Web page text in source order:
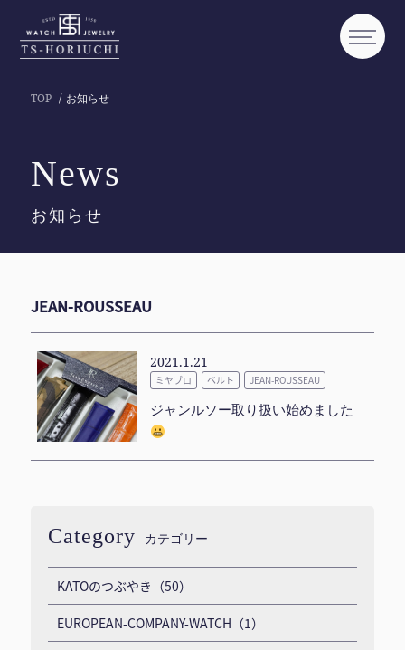
TOP お知らせ
News
お知らせ
JEAN-ROUSSEAU
2021.1.21
ミヤブロ ベルト JEAN-ROUSSEAU
ジャンルソー取り扱い始めました
Category カテゴリー
KATOのつぶやき（50）
EUROPEAN-COMPANY-WATCH（1）